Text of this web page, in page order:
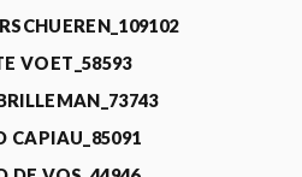
VOET_58593
CAPIAU_85091